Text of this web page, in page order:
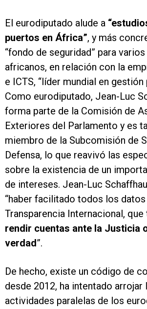
El eurodiputado alude a
puertos en África”, y más
“fondo de seguridad” para
africanos, en relación con la
e ICTS, “líder mundial en gestión
Como eurodiputado, Jean-Luc
forma parte de la Comisión de
Exteriores del Parlamento y es
miembro de la Subcomisión de
Defensa, lo que reavivó las
sobre la existencia de un
de intereses. Jean-Luc
“haber facilitado todos los datos
Transparencia Internacional, que
rendir cuentas ante la Justicia
verdad”.
De hecho, existe un código de
desde 2012, ha intentado
actividades paralelas de los